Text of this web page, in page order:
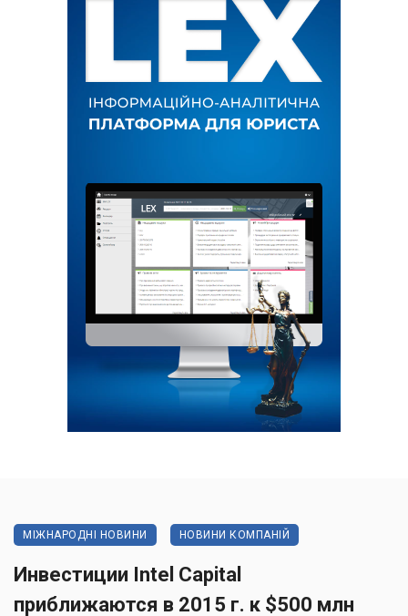
МІЖНАРОДНІ НОВИНИ НОВИНИ КОМПАНІЙ
Инвестиции Intel Capital
приближаются в 2015 г. к $500 млн